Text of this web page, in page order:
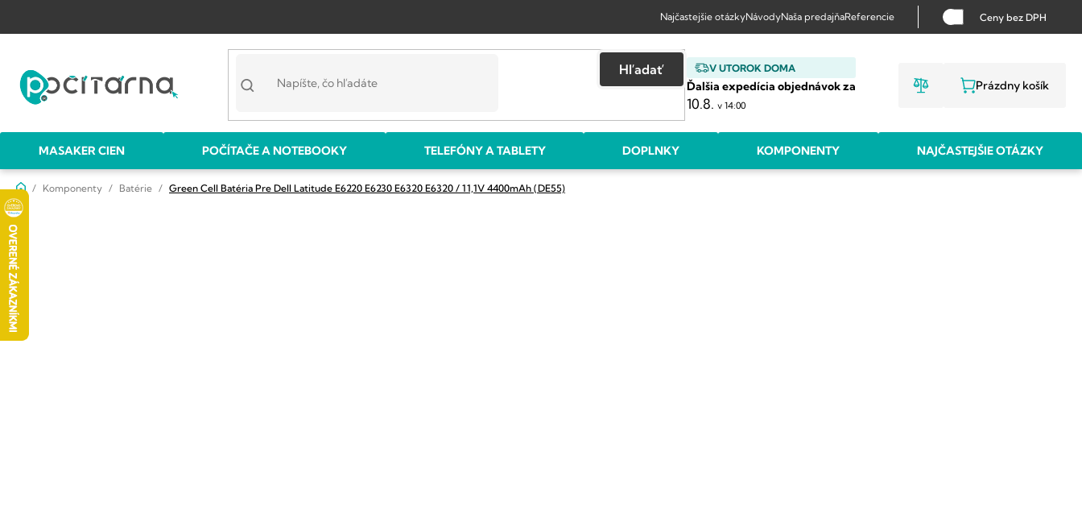
obsah
Najčastejšie otázkyNávodyNaša predajňaReferencie Ceny bez DPH
V UTOROK DOMA
Ďalšia expedícia objednávok za
10.8.v 14:00
Hľadať
NÁKUPNÝ
Prázdny košík
MASAKER CIEN POČÍTAČE A NOTEBOOKY TELEFÓNY A TABLETY DOPLNKY KOMPONENTY NAJČASTEJŠIE OTÁZKY
DomovKomponenty Batérie Green Cell Batéria Pre Dell Latitude E6220 E6230 E6320 E6320 / 11,1V 4400mAh (DE55)